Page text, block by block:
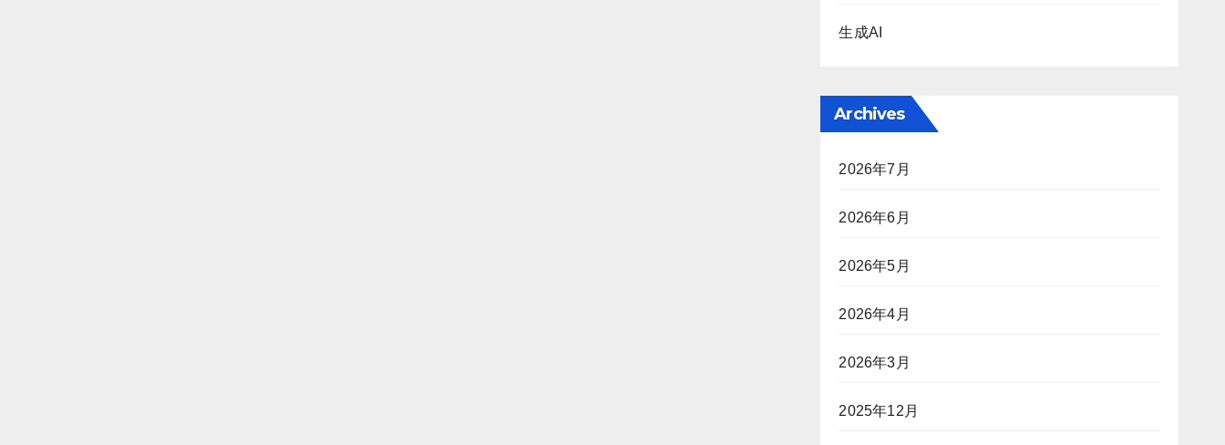
生成AI
Archives
2026年7月
2026年6月
2026年5月
2026年4月
2026年3月
2025年12月